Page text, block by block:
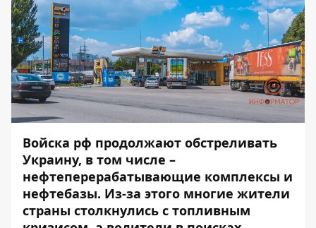
Войска рф продолжают обстреливать
Украину, в том числе –
нефтеперерабатывающие комплексы и
нефтебазы. Из-за этого многие жители
страны столкнулись с топливным